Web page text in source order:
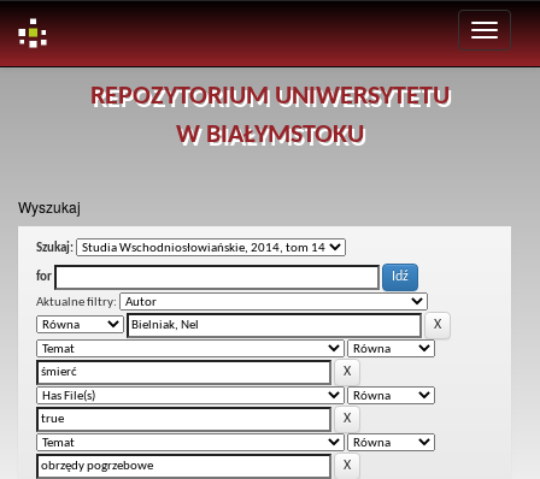
REPOZYTORIUM UNIWERSYTETU
W BIAŁYMSTOKU
Wyszukaj
Szukaj:
for
Aktualne filtry: